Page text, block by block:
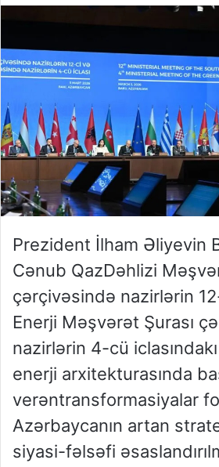
Prezident İlham Əliyevin
Cənub QazDəhlizi
çərçivəsində nazirlərin
Enerji Məşvərət Şurası
nazirlərin 4-cü iclasındakı
enerji arxitekturasında
verəntransformasiyalar
Azərbaycanın artan
siyasi-fəlsəfi